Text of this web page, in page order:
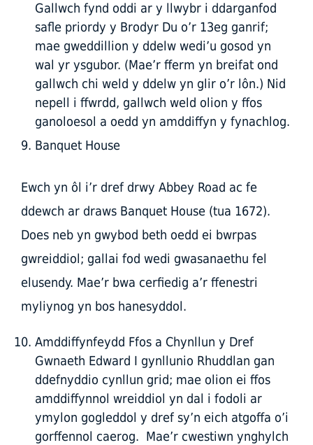
Gallwch fynd oddi ar y llwybr i ddarganfod
safle priordy y Brodyr Du o’r 13eg ganrif;
mae gweddillion y ddelw wedi’u gosod yn
wal yr ysgubor. (Mae’r fferm yn breifat ond
gallwch chi weld y ddelw yn glir o’r lôn.) Nid
nepell i ffwrdd, gallwch weld olion y ffos
ganoloesol a oedd yn amddiffyn y fynachlog.
Banquet House
Ewch yn ôl i’r dref drwy Abbey Road ac fe
ddewch ar draws Banquet House (tua 1672).
Does neb yn gwybod beth oedd ei bwrpas
gwreiddiol; gallai fod wedi gwasanaethu fel
elusendy. Mae’r bwa cerfiedig a’r ffenestri
myliynog yn bos hanesyddol.
Amddiffynfeydd Ffos a Chynllun y Dref
Gwnaeth Edward I gynllunio Rhuddlan gan
ddefnyddio cynllun grid; mae olion ei ffos
amddiffynnol wreiddiol yn dal i fodoli ar
ymylon gogleddol y dref sy’n eich atgoffa o’i
gorffennol caerog. Mae’r cwestiwn ynghylch